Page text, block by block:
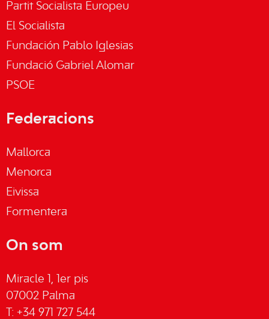
Partit Socialista Europeu
El Socialista
Fundación Pablo Iglesias
Fundació Gabriel Alomar
PSOE
Federacions
Mallorca
Menorca
Eivissa
Formentera
On som
Miracle 1, 1er pis
07002 Palma
T: +34 971 727 544